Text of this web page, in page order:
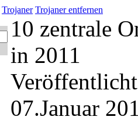
Trojaner Trojaner entfernen
10 zentrale
in 2011
07.Januar